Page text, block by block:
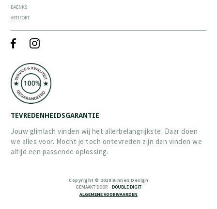
BAENKS
ARTIFORT
TEVREDENHEIDSGARANTIE
Jouw glimlach vinden wij het allerbelangrijkste. Daar doen
we alles voor. Mocht je toch ontevreden zijn dan vinden we
altijd een passende oplossing.
Copyright © 2018 Binnen Design
GEMAAKT DOOR
DOUBLE DIGIT
ALGEMENE VOORWAARDEN